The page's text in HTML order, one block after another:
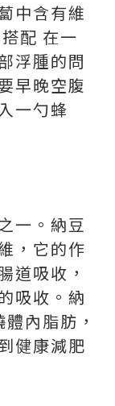
中含有維
配 在一
浮腫的問
早晚空腹
一勺蜂
一。納豆
，它的作
道吸收，
吸收。納
內脂肪，
健康減肥